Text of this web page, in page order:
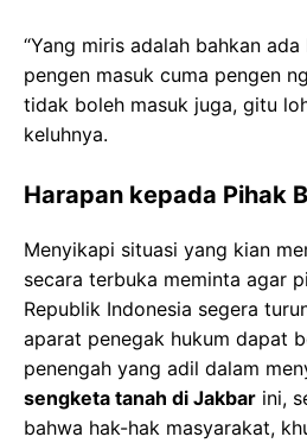
“Yang miris adalah bahkan
pengen masuk cuma pengen
tidak boleh masuk juga, gitu
keluhnya.
Harapan kepada Pihak
Menyikapi situasi yang kian
secara terbuka meminta agar
Republik Indonesia segera
aparat penegak hukum dapat
penengah yang adil dalam
sengketa tanah di Jakbar ini,
bahwa hak-hak masyarakat,